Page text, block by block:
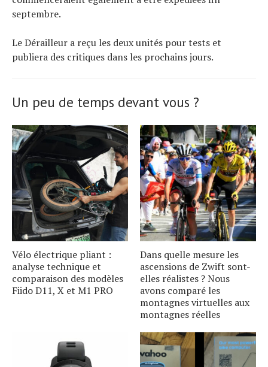
septembre.
Le Dérailleur a reçu les deux unités pour tests et
publiera des critiques dans les prochains jours.
Un peu de temps devant vous ?
Vélo électrique pliant :
analyse technique et
comparaison des modèles
Fiido D11, X et M1 PRO
Dans quelle mesure les
ascensions de Zwift sont-
elles réalistes ? Nous
avons comparé les
montagnes virtuelles aux
montagnes réelles